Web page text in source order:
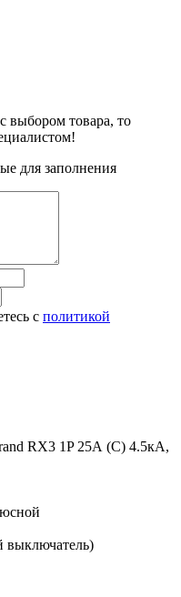
выбором товара, то
для заполнения
с политикой
RX3 1P 25А (C) 4.5кА,
выключатель)